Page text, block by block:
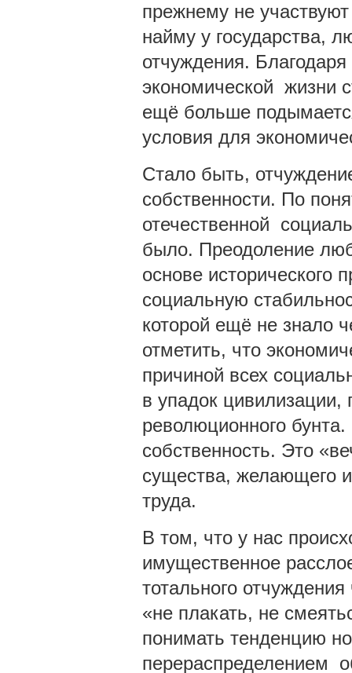
прежнему не
найму у государства,
отчуждения.
экономической жизни
ещё больше
условия для
Стало быть,
собственности. По
отечественной
было. Преодоление
основе исторического
социальную
которой ещё не знало
отметить, что
причиной всех
в упадок
революционного
собственность. Это
существа, желающего
труда.
В том, что у нас
имущественное
тотального
«не плакать, не
понимать тенденцию
перераспределением